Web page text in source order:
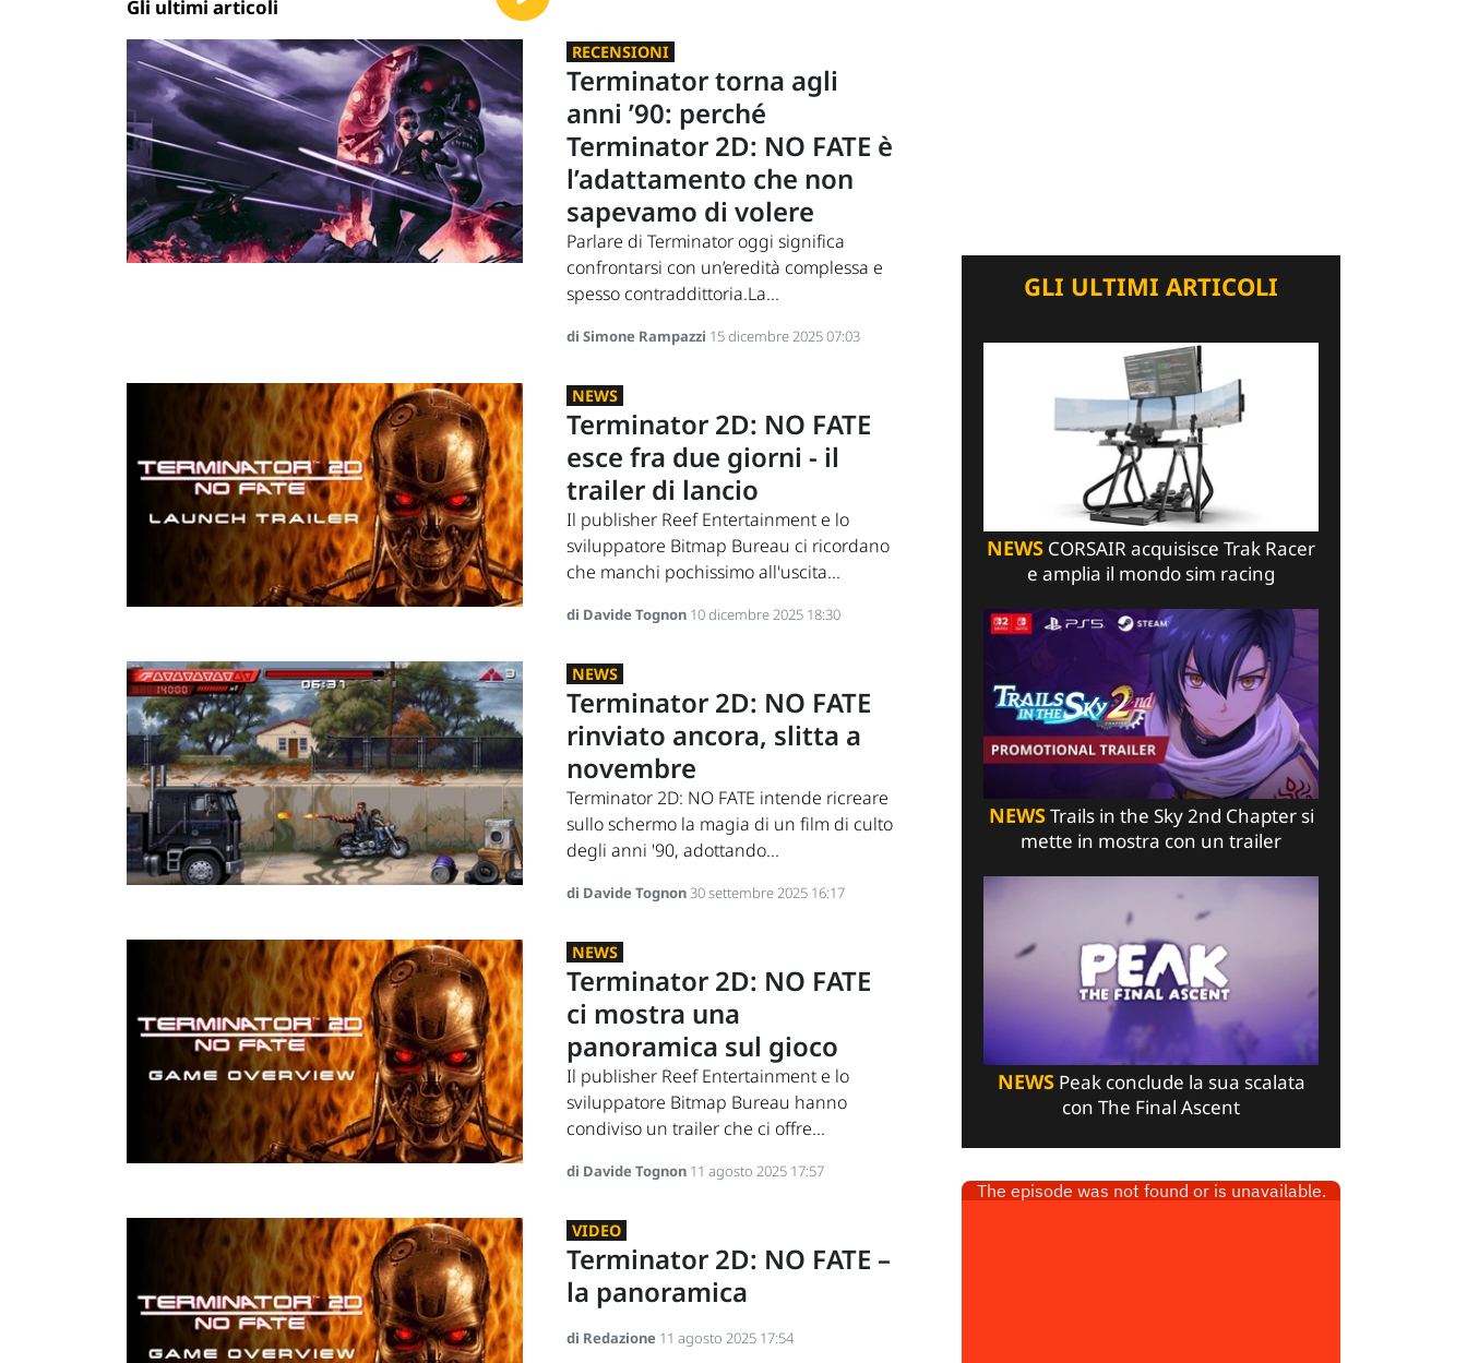
Gli ultimi articoli
RECENSIONI
Terminator torna agli
anni ’90: perché
Terminator 2D: NO FATE è
l’adattamento che non
sapevamo di volere
Parlare di Terminator oggi significa
confrontarsi con un’eredità complessa e
spesso contraddittoria.La...
di Simone Rampazzi 15 dicembre 2025 07:03
NEWS
Terminator 2D: NO FATE
esce fra due giorni - il
trailer di lancio
Il publisher Reef Entertainment e lo
sviluppatore Bitmap Bureau ci ricordano
che manchi pochissimo all'uscita...
di Davide Tognon 10 dicembre 2025 18:30
NEWS
Terminator 2D: NO FATE
rinviato ancora, slitta a
novembre
Terminator 2D: NO FATE intende ricreare
sullo schermo la magia di un film di culto
degli anni '90, adottando...
di Davide Tognon30 settembre 2025 16:17
NEWS
Terminator 2D: NO FATE
ci mostra una
panoramica sul gioco
Il publisher Reef Entertainment e lo
sviluppatore Bitmap Bureau hanno
condiviso un trailer che ci offre...
di Davide Tognon 11 agosto 2025 17:57
VIDEO
Terminator 2D: NO FATE –
la panoramica
di Redazione 11 agosto 2025 17:54
GLI ULTIMI ARTICOLI
NEWS CORSAIR acquisisce Trak Racer
e amplia il mondo sim racing
NEWSTrails in the Sky 2nd Chapter si
mette in mostra con un trailer
NEWSPeak conclude la sua scalata
con The Final Ascent